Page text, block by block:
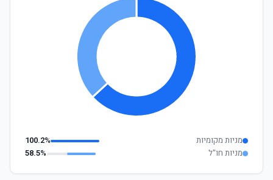
מניות מקומיות
100.2%
מניות חו"ל
58.5%